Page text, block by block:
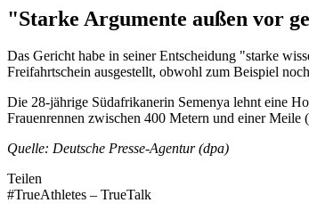
"Starke Argumente außen vor
Das Gericht habe in seiner Entscheidung "starke
Freifahrtschein ausgestellt, obwohl zum Beispiel
Die 28-jährige Südafrikanerin Semenya lehnt eine
Frauenrennen zwischen 400 Metern und einer Meile
Quelle: Deutsche Presse-Agentur (dpa)
Teilen
#TrueAthletes – TrueTalk